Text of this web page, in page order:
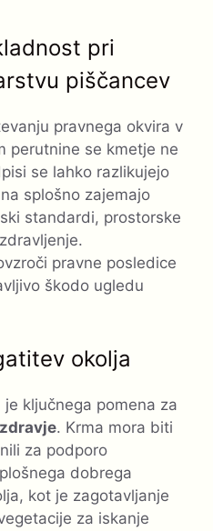
pri
piščancev
pravnega okvira v
perutnine se kmetje ne
se lahko razlikujejo
splošno zajemajo
standardi, prostorske
pravne posledice
škodo ugledu
okolja
ključnega pomena za
. Krma mora biti
za podporo
dobrega
kot je zagotavljanje
za iskanje